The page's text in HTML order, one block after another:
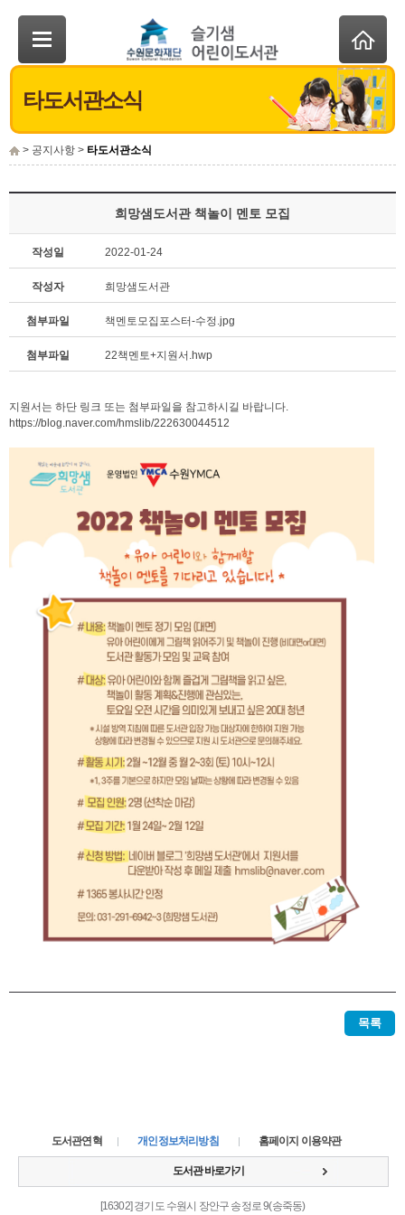
> 공지사항 > 타도서관소식
타도서관소식
희망샘도서관 책놀이 멘토 모집
작성일 2022-01-24
작성자 희망샘도서관
첨부파일 책멘토모집포스터-수정.jpg
첨부파일 22책멘토+지원서.hwp
지원서는 하단 링크 또는 첨부파일을 참고하시길 바랍니다.
https://blog.naver.com/hmslib/222630044512
목록
도서관연혁 개인정보처리방침 홈페이지 이용약관
[16302] 경기도 수원시 장안구 송정로 9(송죽동)
도서관 바로가기